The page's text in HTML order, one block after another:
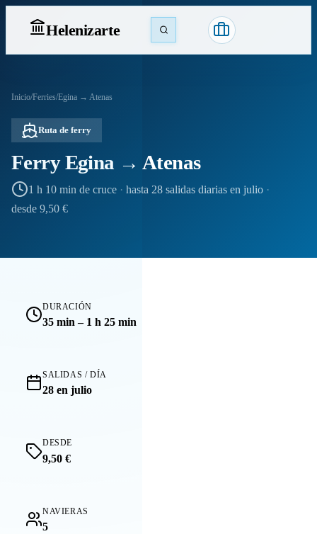
Helenizarte
Inicio/Ferries/Egina → Atenas
Ruta de ferry
Ferry Egina → Atenas
1 h 10 min de cruce · hasta 28 salidas diarias en julio ·
desde 9,50 €
DURACIÓN
35 min – 1 h 25 min
SALIDAS / DÍA
28 en julio
DESDE
9,50 €
NAVIERAS
5